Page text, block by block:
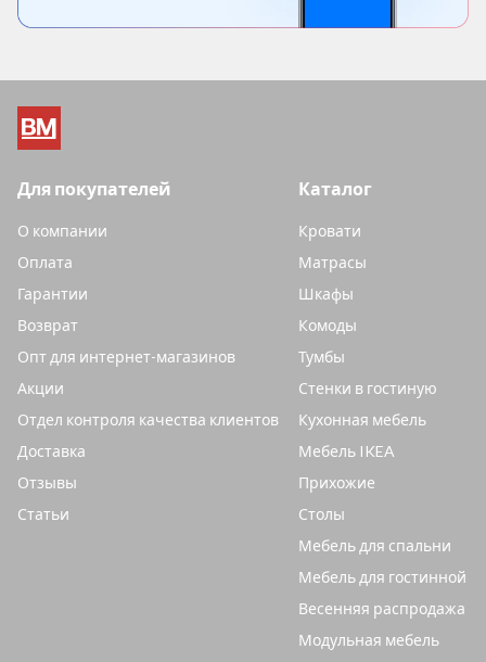
Каталог
Кровати
Матрасы
Шкафы
Комоды
Тумбы
Стенки в гостиную
Кухонная мебель
Мебель IKEA
Прихожие
Столы
Мебель для спальни
Мебель для гостинной
Весенняя распродажа
Модульная мебель
Для покупателей
О компании
Оплата
Гарантии
Возврат
Опт для интернет-магазинов
Акции
Отдел контроля качества клиентов
Доставка
Отзывы
Статьи